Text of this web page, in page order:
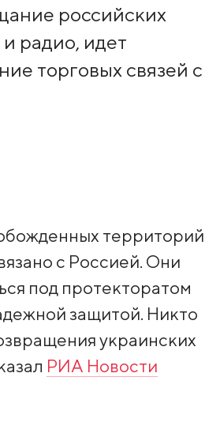
российских
радио, идет
торговых связей с
территорий
с Россией. Они
под протекторатом
защитой. Никто
украинских
РИА Новости